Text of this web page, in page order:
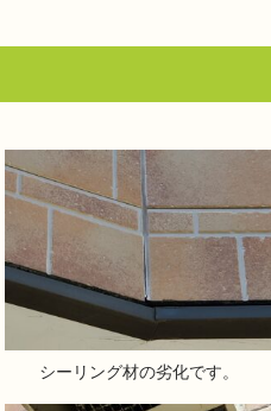
シーリング材の劣化です。